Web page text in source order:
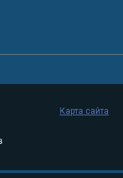
Карта сайта